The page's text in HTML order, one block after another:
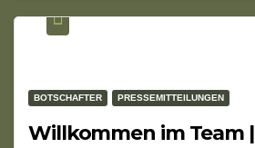
BOTSCHAFTER PRESSEMITTEILUNGEN
Willkommen im Team |